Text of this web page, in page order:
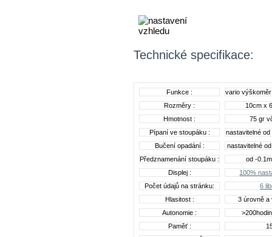
Technické specifikace:
Funkce :
vario
Rozměry :
10cm x
Hmotnost :
75 gr
Pípaní ve stoupáku :
nastavitelné
Bučení opadání :
nastavitelné
Předznamenání stoupáku :
od -
Displej :
100%
Počet údajů na stránku:
6
Hlasitost :
3 úrovně a
Autonomie :
Paměť :